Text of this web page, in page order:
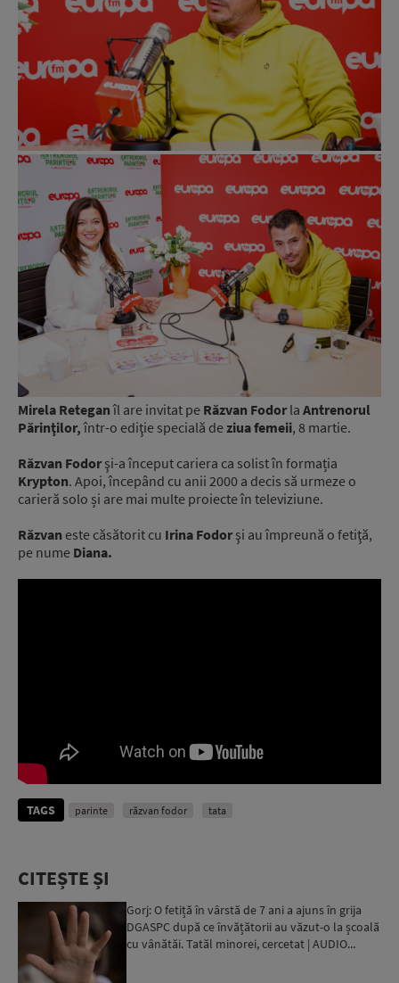
Mirela Reteganîl are invitat pe Răzvan Fodorla Antrenorul
Părinţilor,într-o ediţie specială deziua femeii, 8 martie.
Răzvan Fodorşi-a început cariera ca solist în formația
Krypton. Apoi, începând cu anii 2000 a decis să urmeze o
carieră solo și are mai multe proiecte în televiziune.
Răzvan este căsătorit cu Irina Fodorşi au împreună o fetiţă,
pe nume Diana.
TAGS parinte răzvan fodor tata
CITEȘTE ȘI
Gorj: O fetiță în vârstă de 7 ani a ajuns în grija
DGASPC după ce învățătorii au văzut-o la școală
cu vânătăi. Tatăl minorei, cercetat | AUDIO...